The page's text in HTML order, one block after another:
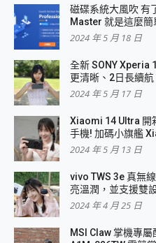
磁碟系統大風吹 有
Master 就是這麼簡
2024 年 5 月 18 日
全新 SONY Xperia
更清晰、2日長續
2024 年 5 月 17 日
Xiaomi 14 Ultra 開
手機! 加碼小旗艦
2024 年 5 月 13 日
vivo TWS 3e 真無
亮溫潤，並支援雙
2024 年 4 月 25 日
MSI Claw 掌機專